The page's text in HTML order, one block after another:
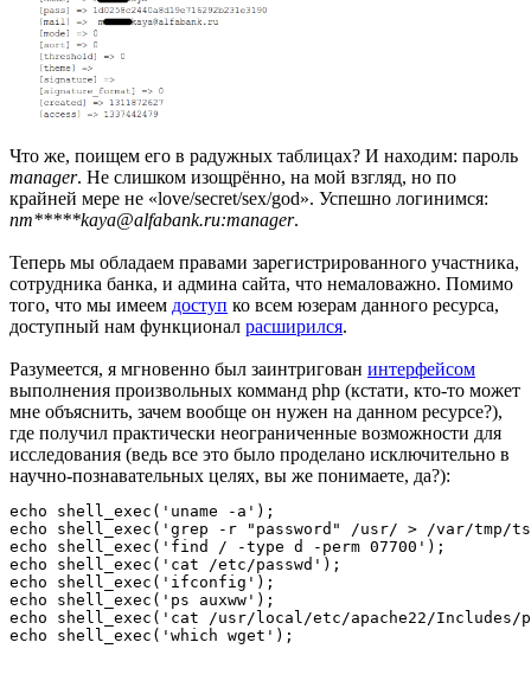
Что же, поищем его в радужных таблицах? И находим: пароль
manager. Не слишком изощрённо, на мой взгляд, но по
крайней мере не «love/secret/sex/god». Успешно логинимся:
nm*****kaya@alfabank.ru:manager.
Теперь мы обладаем правами зарегистрированного участника,
сотрудника банка, и админа сайта, что немаловажно. Помимо
того, что мы имеем доступ ко всем юзерам данного ресурса,
доступный нам функционал расширился.
Разумеется, я мгновенно был заинтригован интерфейсом
выполнения произвольных комманд php (кстати, кто-то может
мне объяснить, зачем вообще он нужен на данном ресурсе?),
где получил практически неограниченные возможности для
исследования (ведь все это было проделано исключительно в
научно-познавательных целях, вы же понимаете, да?):
echo shell_exec('uname -a');
echo shell_exec('grep -r "password" /usr/ > /var/
echo shell_exec('find / -type d -perm 07700');
echo shell_exec('cat /etc/passwd');
echo shell_exec('ifconfig');
echo shell_exec('ps auxww');
echo shell_exec('cat /usr/local/etc/apache22/Includes/